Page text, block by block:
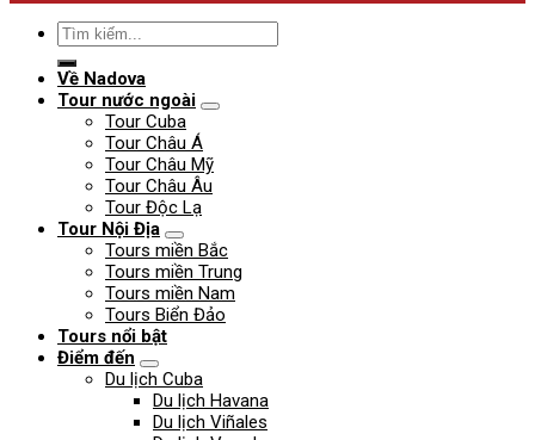
Về Nadova
Tour nước ngoài
Tour Cuba
Tour Châu Á
Tour Châu Mỹ
Tour Châu Âu
Tour Độc Lạ
Tour Nội Địa
Tours miền Bắc
Tours miền Trung
Tours miền Nam
Tours Biển Đảo
Tours nổi bật
Điểm đến
Du lịch Cuba
Du lịch Havana
Du lịch Viñales